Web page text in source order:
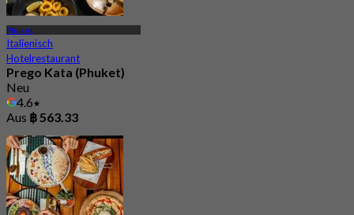
Phuket
Italienisch
Hotelrestaurant
Prego Kata (Phuket)
Neu
4.6
Aus ฿ 563.33